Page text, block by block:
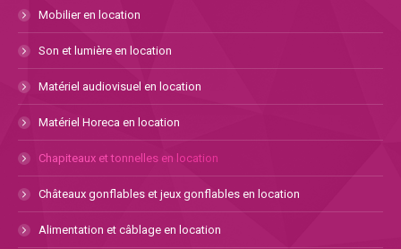
Mobilier en location
Son et lumière en location
Matériel audiovisuel en location
Matériel Horeca en location
Chapiteaux et tonnelles en location
Châteaux gonflables et jeux gonflables en location
Alimentation et câblage en location